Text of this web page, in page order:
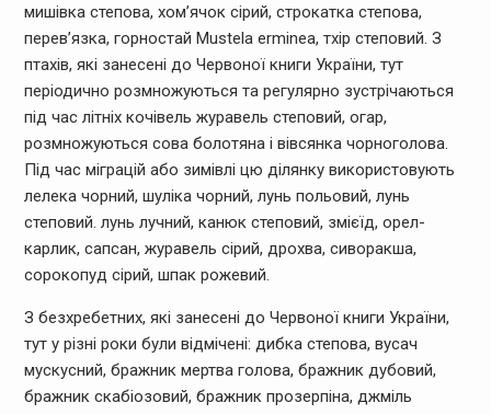
мишівка степова, хом’ячок сірий, строкатка степова,
перев’язка, горностай Mustela erminea, тхір степовий. З
птахів, які занесені до Червоної книги України, тут
періодично розмножуються та регулярно зустрічаються
під час літніх кочівель журавель степовий, огар,
розмножуються сова болотяна і вівсянка чорноголова.
Під час міграцій або зимівлі цю ділянку використовують
лелека чорний, шуліка чорний, лунь польовий, лунь
степовий. лунь лучний, канюк степовий, змієїд, орел-
карлик, сапсан, журавель сірий, дрохва, сиворакша,
сорокопуд сірий, шпак рожевий.
З безхребетних, які занесені до Червоної книги України,
тут у різні роки були відмічені: дибка степова, вусач
мускусний, бражник мертва голова, бражник дубовий,
бражник скабіозовий, бражник прозерпіна, джміль